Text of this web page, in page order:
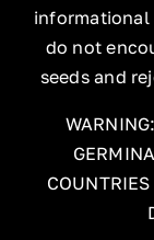
informational
do not
seeds and